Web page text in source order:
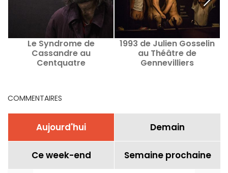
Le Syndrome de
Cassandre au
Centquatre
1993 de Julien Gosselin
au Théâtre de
Gennevilliers
COMMENTAIRES
Aujourd'hui Demain
Ce week-end Semaine prochaine